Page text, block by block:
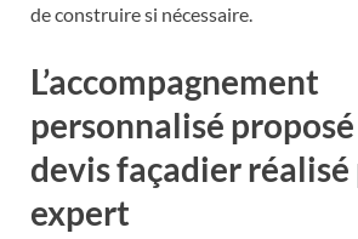
de construire si nécessaire.
L’accompagnement
personnalisé
devis façadier réalisé
expert